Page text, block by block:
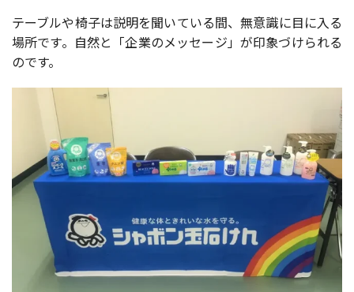
テーブルや椅子は説明を聞いている間、無意識に目に入る
場所です。自然と「企業のメッセージ」が印象づけられる
のです。